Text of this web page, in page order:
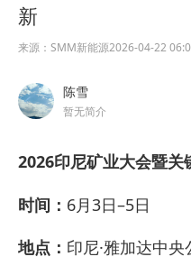
新
来源： SMM新能源2026-04-22
陈雪
暂无简介
2026印尼矿业大会暨关
时间： 6月3日–5日
地点： 印尼·雅加达中